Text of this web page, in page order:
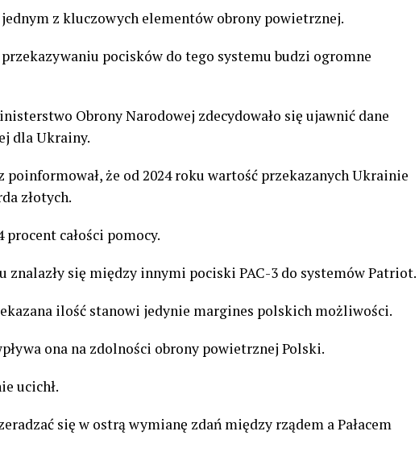
z kluczowych elementów obrony powietrznej.
pocisków do tego systemu budzi ogromne
Obrony Narodowej zdecydowało się ujawnić dane
dla Ukrainy.
poinformował, że od 2024 roku wartość przekazanych Ukrainie
złotych.
procent całości pomocy.
znalazły się między innymi pociski PAC-3 do systemów Patriot.
ilość stanowi jedynie margines polskich możliwości.
ona na zdolności obrony powietrznej Polski.
ucichł.
się w ostrą wymianę zdań między rządem a Pałacem